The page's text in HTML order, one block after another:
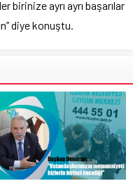
birinize ayrı ayrı başarılar
diye konuştu.